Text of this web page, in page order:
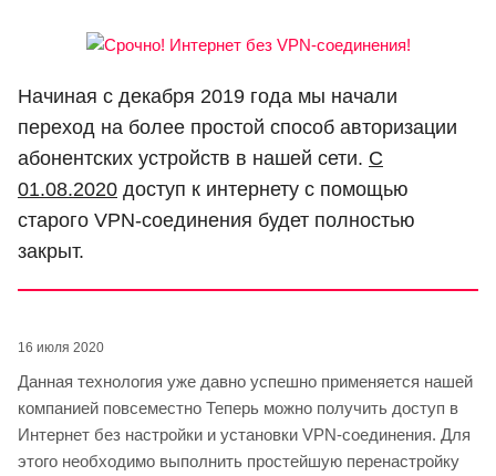
Начиная с декабря 2019 года мы начали
переход на более простой способ авторизации
абонентских устройств в нашей сети. С
01.08.2020 доступ к интернету с помощью
старого VPN-соединения будет полностью
закрыт.
16 июля 2020
Данная технология уже давно успешно применяется нашей
компанией повсеместно Теперь можно получить доступ в
Интернет без настройки и установки VPN-соединения. Для
этого необходимо выполнить простейшую перенастройку